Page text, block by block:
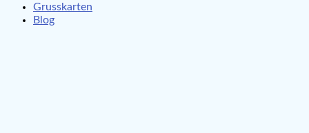
Grusskarten
Blog